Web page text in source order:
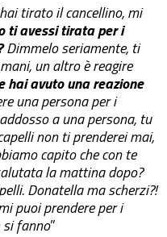
tirato il cancellino, mi
ti avessi tirata per i
Dimmelo seriamente, ti
un altro è reagire
hai avuto una reazione
una persona per i
a una persona, tu
non ti prenderei mai,
capito che con te
la mattina dopo?
Donatella ma scherzi?!
puoi prendere per i
si fanno”